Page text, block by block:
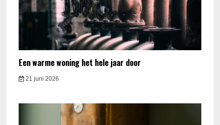
Een warme woning het hele jaar door
21 juni 2026